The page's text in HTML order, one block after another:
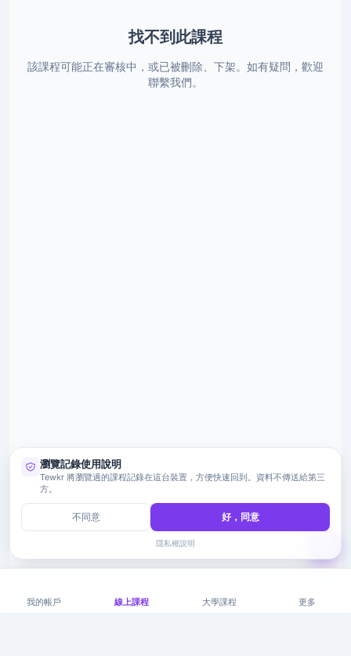
找不到此課程
該課程可能正在審核中，或已被刪除、下架。如有疑問，歡迎
聯繫我們。
我的帳戶 線上課程 大學課程 更多
瀏覽記錄使用說明
Tewkr 將瀏覽過的課程記錄在這台裝置，方便快速回到。資料不傳送給第三
方。
不同意 好，同意
隱私權說明